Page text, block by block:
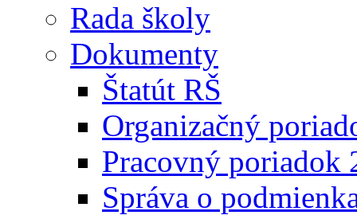
Rada školy
Dokumenty
Štatút RŠ
Organizačný
Pracovný poriadok
Správa o